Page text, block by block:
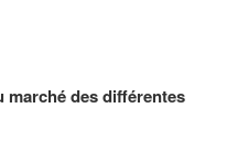
marché des différentes